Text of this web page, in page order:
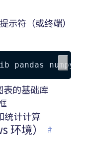
示符（或终端）
表的基础库
统计计算
境） #